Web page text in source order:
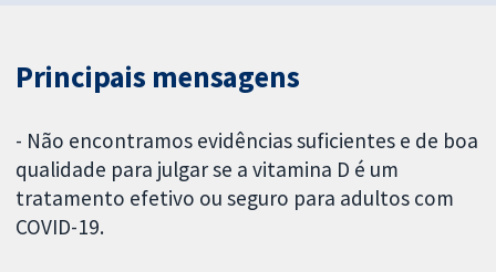
Principais mensagens
- Não encontramos evidências suficientes e de boa
qualidade para julgar se a vitamina D é um
tratamento efetivo ou seguro para adultos com
COVID-19.